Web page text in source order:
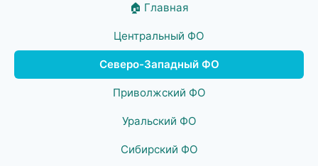
🏠 Главная
Центральный ФО
Северо-Западный ФО
Приволжский ФО
Уральский ФО
Сибирский ФО